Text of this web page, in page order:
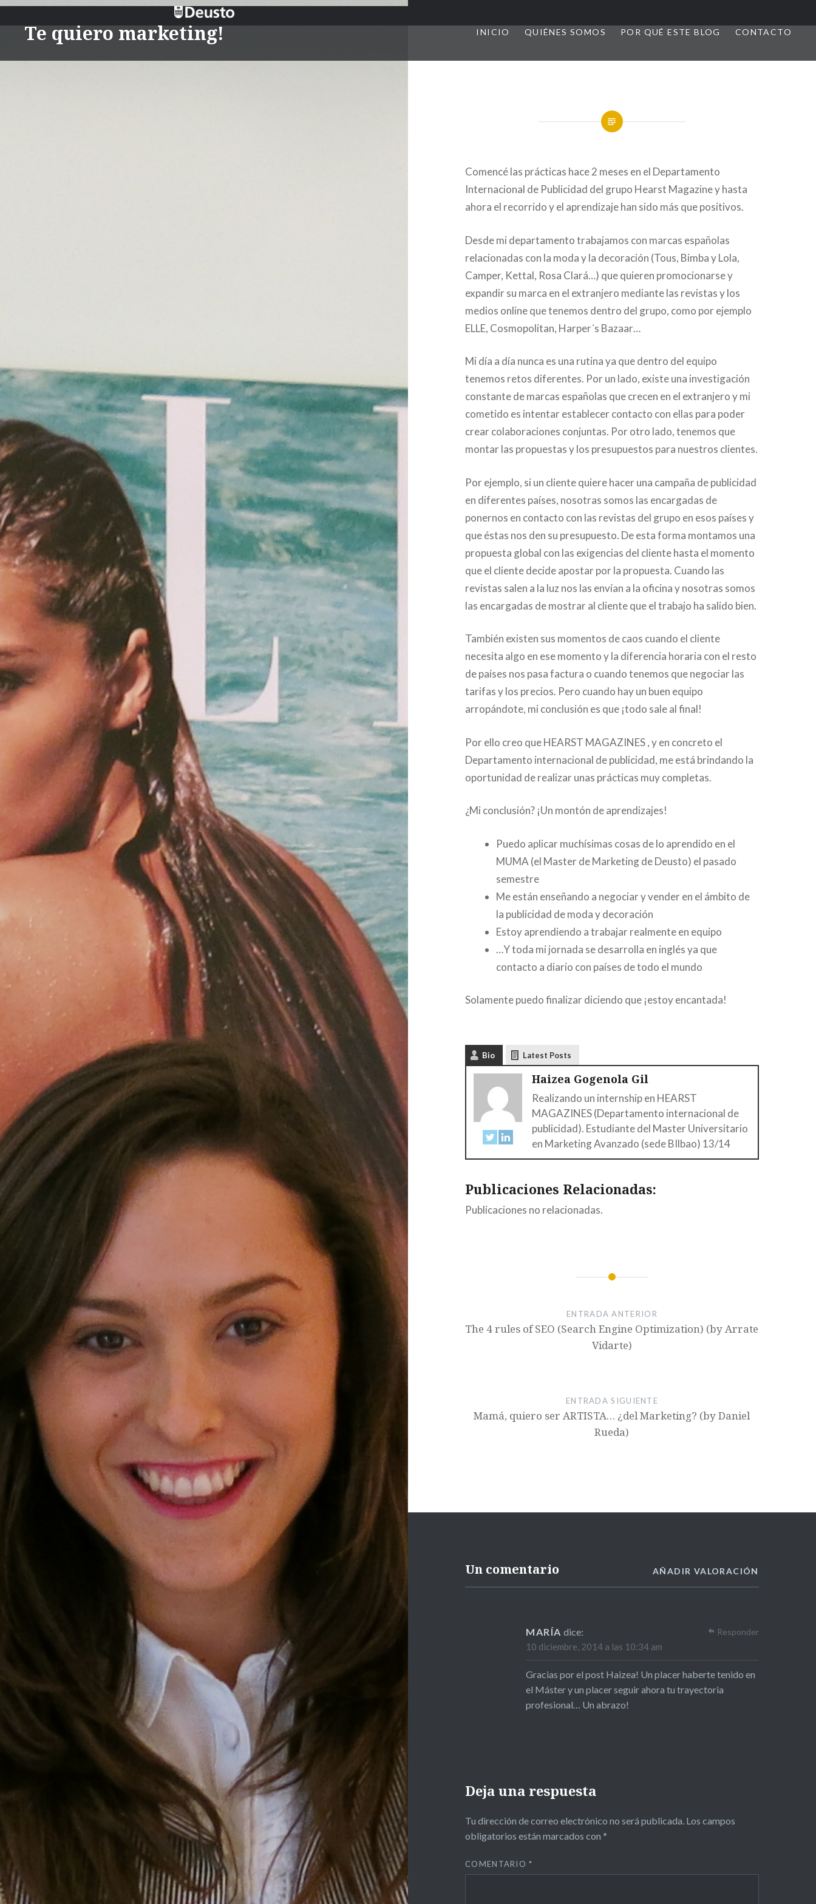
Te quiero marketing! INICIO QUIÉNES SOMOS POR QUÉ ESTE BLOG CONTACTO
Comencé las prácticas hace 2 meses en el Departamento
Internacional de Publicidad del grupo Hearst Magazine y hasta
ahora el recorrido y el aprendizaje han sido más que positivos.
Desde mi departamento trabajamos con marcas españolas
relacionadas con la moda y la decoración (Tous, Bimba y Lola,
Camper, Kettal, Rosa Clará…) que quieren promocionarse y
expandir su marca en el extranjero mediante las revistas y los
medios online que tenemos dentro del grupo, como por ejemplo
ELLE, Cosmopolitan, Harper´s Bazaar…
Mi día a día nunca es una rutina ya que dentro del equipo
tenemos retos diferentes. Por un lado, existe una investigación
constante de marcas españolas que crecen en el extranjero y mi
cometido es intentar establecer contacto con ellas para poder
crear colaboraciones conjuntas. Por otro lado, tenemos que
montar las propuestas y los presupuestos para nuestros clientes.
Por ejemplo, si un cliente quiere hacer una campaña de publicidad
en diferentes países, nosotras somos las encargadas de
ponernos en contacto con las revistas del grupo en esos países y
que éstas nos den su presupuesto. De esta forma montamos una
propuesta global con las exigencias del cliente hasta el momento
que el cliente decide apostar por la propuesta. Cuando las
revistas salen a la luz nos las envían a la oficina y nosotras somos
las encargadas de mostrar al cliente que el trabajo ha salido bien.
También existen sus momentos de caos cuando el cliente
necesita algo en ese momento y la diferencia horaria con el resto
de países nos pasa factura o cuando tenemos que negociar las
tarifas y los precios. Pero cuando hay un buen equipo
arropándote, mi conclusión es que ¡todo sale al final!
Por ello creo que HEARST MAGAZINES , y en concreto el
Departamento internacional de publicidad, me está brindando la
oportunidad de realizar unas prácticas muy completas.
¿Mi conclusión? ¡Un montón de aprendizajes!
Puedo aplicar muchísimas cosas de lo aprendido en el
MUMA (el Master de Marketing de Deusto) el pasado
semestre
Me están enseñando a negociar y vender en el ámbito de
la publicidad de moda y decoración
Estoy aprendiendo a trabajar realmente en equipo
…Y toda mi jornada se desarrolla en inglés ya que
contacto a diario con países de todo el mundo
Solamente puedo finalizar diciendo que ¡estoy encantada!
Bio Latest Posts
Haizea Gogenola Gil
Realizando un internship en HEARST
MAGAZINES (Departamento internacional de
publicidad). Estudiante del Master Universitario
en Marketing Avanzado (sede BIlbao) 13/14
Publicaciones Relacionadas:
Publicaciones no relacionadas.
ENTRADA ANTERIOR
The 4 rules of SEO (Search Engine Optimization) (by Arrate
Vidarte)
ENTRADA SIGUIENTE
Mamá, quiero ser ARTISTA… ¿del Marketing? (by Daniel
Rueda)
Un comentario AÑADIR VALORACIÓN
MARÍA dice:
10 diciembre, 2014 a las 10:34 am
Gracias por el post Haizea! Un placer haberte tenido en
el Máster y un placer seguir ahora tu trayectoria
profesional… Un abrazo!
Responder
Deja una respuesta
Tu dirección de correo electrónico no será publicada. Los campos
obligatorios están marcados con *
COMENTARIO*